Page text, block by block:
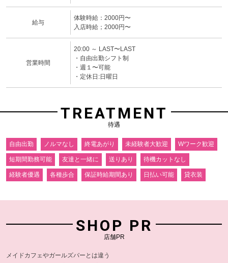
給与
体験時給：2000円〜
入店時給；2000円〜
営業時間
20:00 ～ LAST〜LAST
・自由出勤シフト制
・週１〜可能
・定休日:日曜日
TREATMENT
待遇
自由出勤 ノルマなし 終電あがり 未経験者大歓迎 Wワーク歓迎
短期間勤務可能 友達と一緒に 送りあり 待機カットなし
経験者優遇 各種歩合 保証時給期間あり 日払い可能 貸衣装
SHOP PR
店舗PR
メイドカフェやガールズバーとは違う